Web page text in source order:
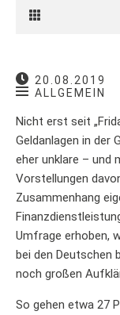
20.08.2019
ALLGEMEIN
Nicht erst seit
Geldanlagen in der
eher unklare – und
Vorstellungen
Zusammenhang
Umfrage erhoben,
bei den Deutschen
noch großen
So gehen etwa 27